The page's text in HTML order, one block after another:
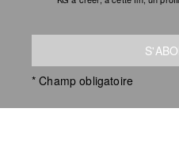
* Champ obligatoire